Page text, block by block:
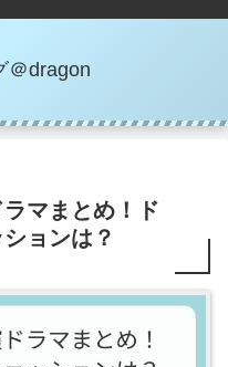
＠dragon
マまとめ！ド
ョンは？